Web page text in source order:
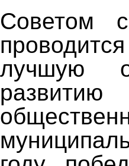
Советом
лучшую